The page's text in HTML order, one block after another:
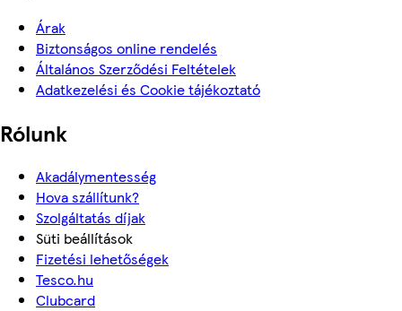
Árak
Biztonságos online rendelés
Általános Szerződési Feltételek
Adatkezelési és Cookie tájékoztató
Rólunk
Akadálymentesség
Hova szállítunk?
Szolgáltatás díjak
Süti beállítások
Fizetési lehetőségek
Tesco.hu
Clubcard